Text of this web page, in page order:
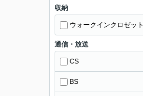
収納
ウォークインクロゼット
通信・放送
CS
BS